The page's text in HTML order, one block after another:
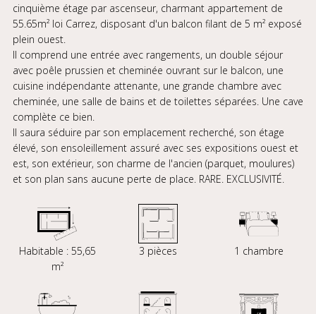
cinquième étage par ascenseur, charmant appartement de
55.65m² loi Carrez, disposant d'un balcon filant de 5 m² exposé
plein ouest.
Il comprend une entrée avec rangements, un double séjour
avec poêle prussien et cheminée ouvrant sur le balcon, une
cuisine indépendante attenante, une grande chambre avec
cheminée, une salle de bains et de toilettes séparées. Une cave
complète ce bien.
Il saura séduire par son emplacement recherché, son étage
élevé, son ensoleillement assuré avec ses expositions ouest et
est, son extérieur, son charme de l'ancien (parquet, moulures)
et son plan sans aucune perte de place. RARE. EXCLUSIVITÉ.
Habitable : 55,65
m²
3 pièces 1 chambre